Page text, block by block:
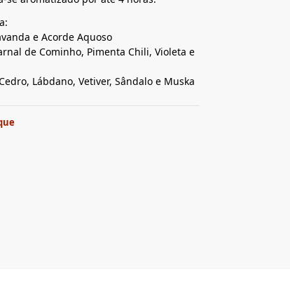
e Acorde Aquoso
de Cominho, Pimenta Chili, Violeta e
Lábdano, Vetiver, Sândalo e Muska